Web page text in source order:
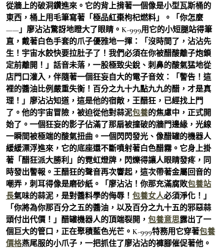
從牆上的破洞鑽進來。它的背上揹著一個像是小型瓦斯桶的
東西，桶上用毛筆寫著「極品紅棗枸杞燃料」。「你怎麼
——」廖沾沾驚訝地瞪大了眼睛。K-999用它的小短腿站得筆
直，戴著白色手套的爪子優雅地一揮：「沒時間了，沾沾先
生！宇宙水餃快要拉肚子了！我們必須在你被醋酸離子炮鎖
定前離開！」話音未落，一股極致尖銳、刺鼻的酸氣猛地從
店門口灌入，伴隨著一個狂妄自大的電子音效：「警告！這
裡的醬油比例嚴重失衡！百分之九十九點九九的醋，才是真
理！」廖沾沾知道，這是他的宿敵，王醋狂，已經找上門
了。他的宇宙冒險，被迫從他對蒜泥包養的焦慮中，正式開
始了。一個狂妄的影子佔滿了那扇被撞破的牆門邊緣，光線
一瞬間被極端的酸氣扭曲。一個閃閃發光、像醋罐的機器人
緩緩漂浮進來，它的底座還不斷噴射著白色醋霧。它身上掛
著「醋狂派大勝利」的霓虹燈牌，閃爍得讓人眼睛發疼，同
時發出警報。王醋狂的聲音再次響起，這次帶著金屬回音的
嘲弄，刺耳得像是磨砂紙。「廖沾沾！你那充滿腐敗包養站
長氣味的蒜泥，是對醬料學的侮辱！ 包養女人必須淨化！」
「你將為你那百分之五的醬油，以及百分之九十五的邪惡蒜
頭付出代價！」醋罐機器人的頂端裂開， 包養意思露出了一
個巨大的管口，正在聚積藍色光芒。K-999特務用它穿著包養
價格燕尾服的小爪子，一把抓住了廖沾沾的褲腳催促著他。